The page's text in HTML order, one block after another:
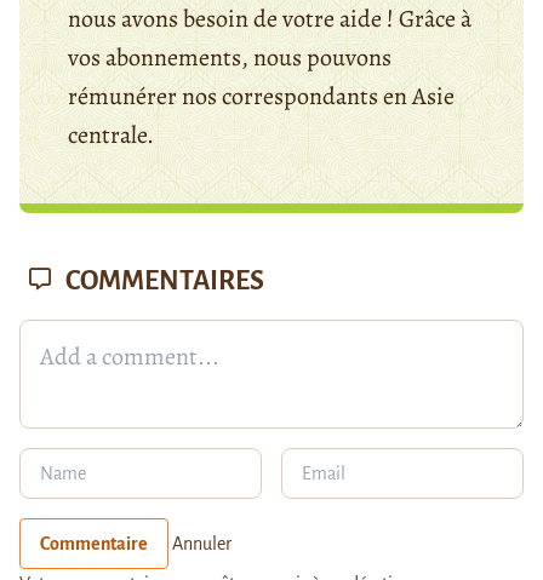
nous avons besoin de votre aide ! Grâce à
vos abonnements, nous pouvons
rémunérer nos correspondants en Asie
centrale.
COMMENTAIRES
Commentaire Annuler